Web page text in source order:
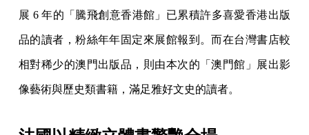
展 6 年的「騰飛創意香港館」已累積許多喜愛香港出版
品的讀者，粉絲年年固定來展館報到。而在台灣書店較
相對稀少的澳門出版品，則由本次的「澳門館」展出影
像藝術與歷史類書籍，滿足雅好文史的讀者。